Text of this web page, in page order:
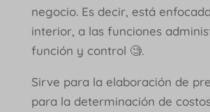
negocio. Es decir, está
interior, a las funciones
función y control 🧐.
Sirve para la elaboración de
para la determinación de